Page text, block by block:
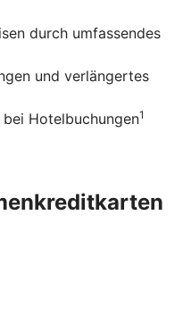
durch umfassendes
und verlängertes
Hotelbuchungen1